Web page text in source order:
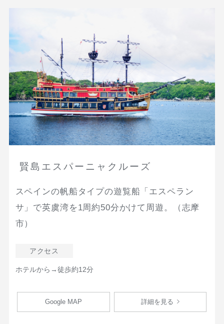
賢島エスパーニャクルーズ
スペインの帆船タイプの遊覧船「エスペラン
サ」で英虞湾を1周約50分かけて周遊。（志摩
市）
アクセス
ホテルから→徒歩約12分
Google MAP 詳細を見る